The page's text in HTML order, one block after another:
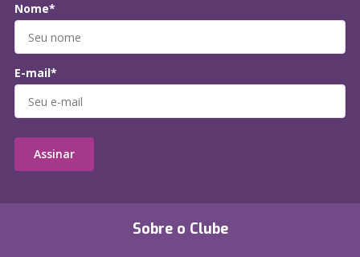
Sobre o Clube
Nome*
E-mail*
Assinar